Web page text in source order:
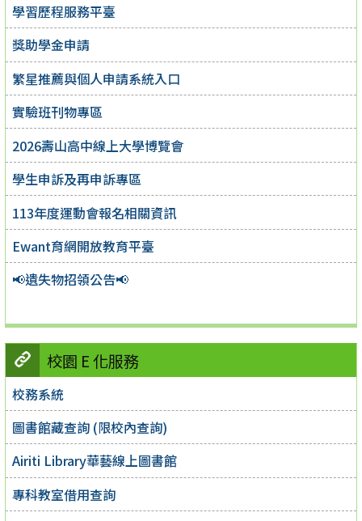
學習歷程服務平臺
獎助學金申請
繁星推薦與個人申請系統入口
實驗班刊物專區
2026壽山高中線上大學博覽會
學生申訴及再申訴專區
113年度運動會報名相關資訊
Ewant育網開放教育平臺
📢遺失物招領公告📢
校園 E 化服務
校務系統
圖書館藏查詢 (限校內查詢)
Airiti Library華藝線上圖書館
專科教室借用查詢